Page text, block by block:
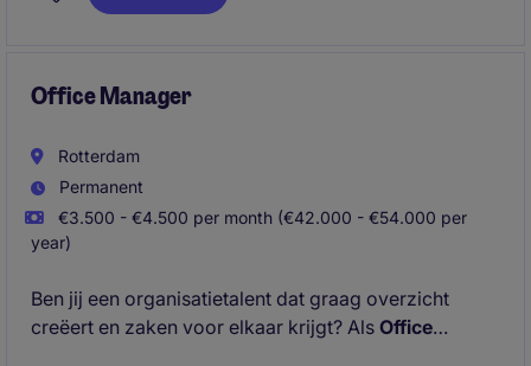
internationale organisatie. Je zorgt ervoor dat
soepel werkende digitale werkomgeving.
Office Manager
Rotterdam
Permanent
€3.500 - €4.500 per month (€42.000 - €54.000 per
year)
Ben jij een organisatietalent dat graag overzicht
creëert en zaken voor elkaar krijgt? Als Office